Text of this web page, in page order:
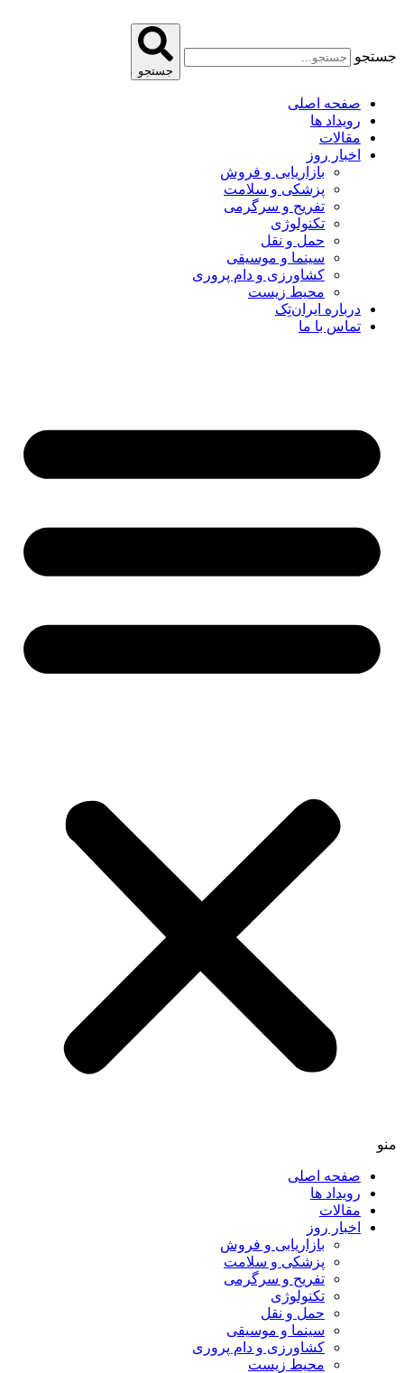
جستجو
جستجو
صفحه اصلی
رویداد ها
مقالات
اخبار روز
بازاریابی و فروش
پزشکی و سلامت
تفریح و سرگرمی
تکنولوژی
حمل و نقل
سینما و موسیقی
کشاورزی و دام پروری
محیط زیست
درباره ایران‌تِک
تماس با ما
منو
صفحه اصلی
رویداد ها
مقالات
اخبار روز
بازاریابی و فروش
پزشکی و سلامت
تفریح و سرگرمی
تکنولوژی
حمل و نقل
سینما و موسیقی
کشاورزی و دام پروری
محیط زیست